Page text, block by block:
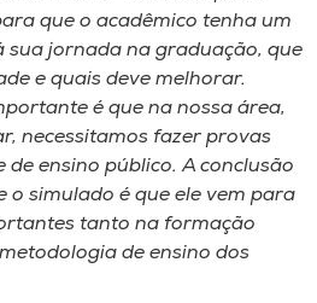
que o acadêmico tenha um
sua jornada na graduação, que
e quais deve melhorar.
é que na nossa área,
necessitamos fazer provas
ensino público. A conclusão
o simulado é que ele vem para
tanto na formação
de ensino dos